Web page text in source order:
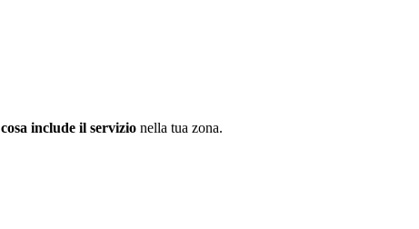
cosa include il servizio nella tua zona.